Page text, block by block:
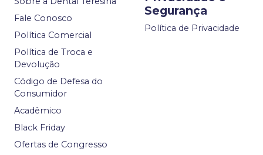
Fale Conosco
Política Comercial
Política de Troca e
Devolução
Código de Defesa do
Consumidor
Acadêmico
Black Friday
Ofertas de Congresso
Segurança
Política de Privacidade